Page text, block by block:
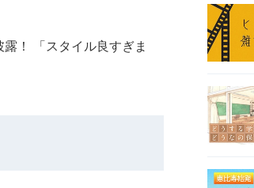
！ 「スタイル良すぎま